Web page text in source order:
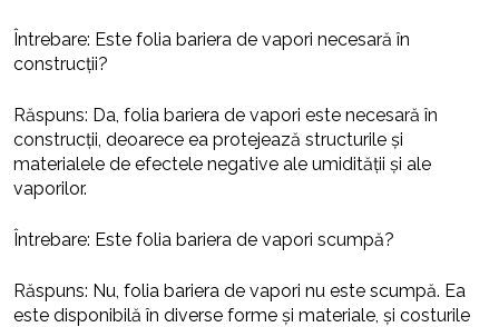
Întrebare: Este folia bariera de vapori necesară în
construcții?
Răspuns: Da, folia bariera de vapori este necesară în
construcții, deoarece ea protejează structurile și
materialele de efectele negative ale umidității și ale
vaporilor.
Întrebare: Este folia bariera de vapori scumpă?
Răspuns: Nu, folia bariera de vapori nu este scumpă. Ea
este disponibilă în diverse forme și materiale, și costurile